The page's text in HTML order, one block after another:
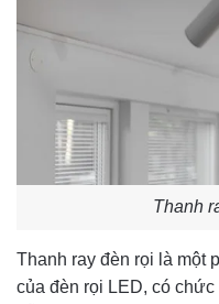
Thanh
Thanh ray đèn rọi là một
của đèn rọi LED, có